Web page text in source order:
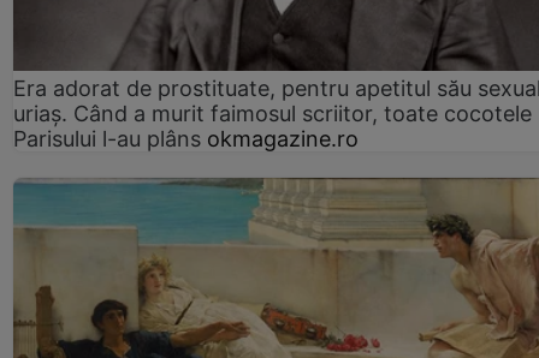
Era adorat de prostituate, pentru apetitul său
uriaș. Când a murit faimosul scriitor, toate cocotele
Parisului l-au plâns okmagazine.ro